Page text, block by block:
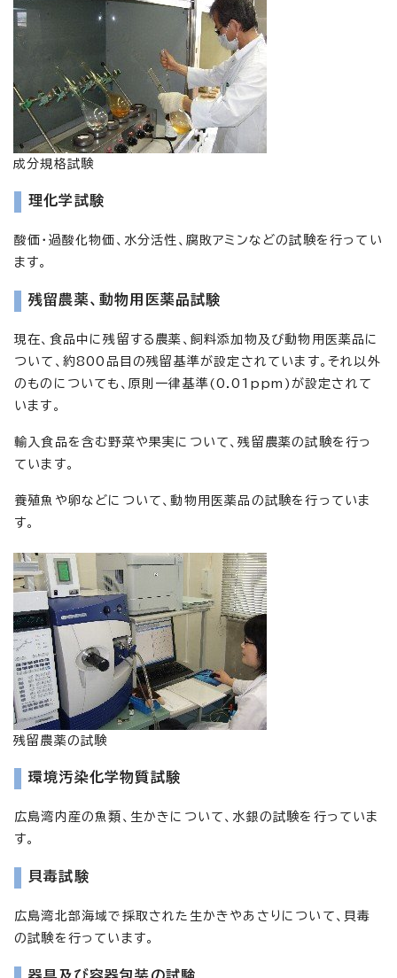
成分規格試験
理化学試験
酸価・過酸化物価、水分活性、腐敗アミンなどの試験を行ってい
ます。
残留農薬、動物用医薬品試験
現在、食品中に残留する農薬、飼料添加物及び動物用医薬品に
ついて、約800品目の残留基準が設定されています。それ以外
のものについても、原則一律基準(0.01ppm)が設定されて
います。
輸入食品を含む野菜や果実について、残留農薬の試験を行っ
ています。
養殖魚や卵などについて、動物用医薬品の試験を行っていま
す。
残留農薬の試験
環境汚染化学物質試験
広島湾内産の魚類、生かきについて、水銀の試験を行っていま
す。
貝毒試験
広島湾北部海域で採取された生かきやあさりについて、貝毒
の試験を行っています。
器具及び容器包装の試験